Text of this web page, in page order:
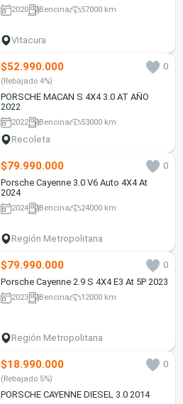
2020 Bencina 57000 km
Vitacura
$52.990.000 0
(Rebajado 4%)
PORSCHE MACAN S 4X4 3.0 AT AÑO
2022
2022 Bencina 53000 km
Recoleta
$79.990.000
0
Porsche Cayenne 3.0 V6 Auto 4X4 At
2024
2024 Bencina 24000 km
Región Metropolitana
$79.990.000
0
Porsche Cayenne 2.9 S 4X4 E3 At 5P 2023
2023 Bencina 12000 km
Región Metropolitana
$18.990.000 0
(Rebajado 5%)
PORSCHE CAYENNE DIESEL 3.0 2014